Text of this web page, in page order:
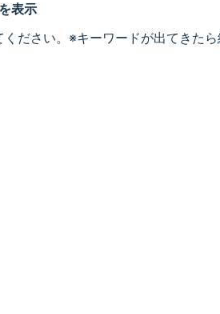
表示
ださい。※キーワードが出てきたら